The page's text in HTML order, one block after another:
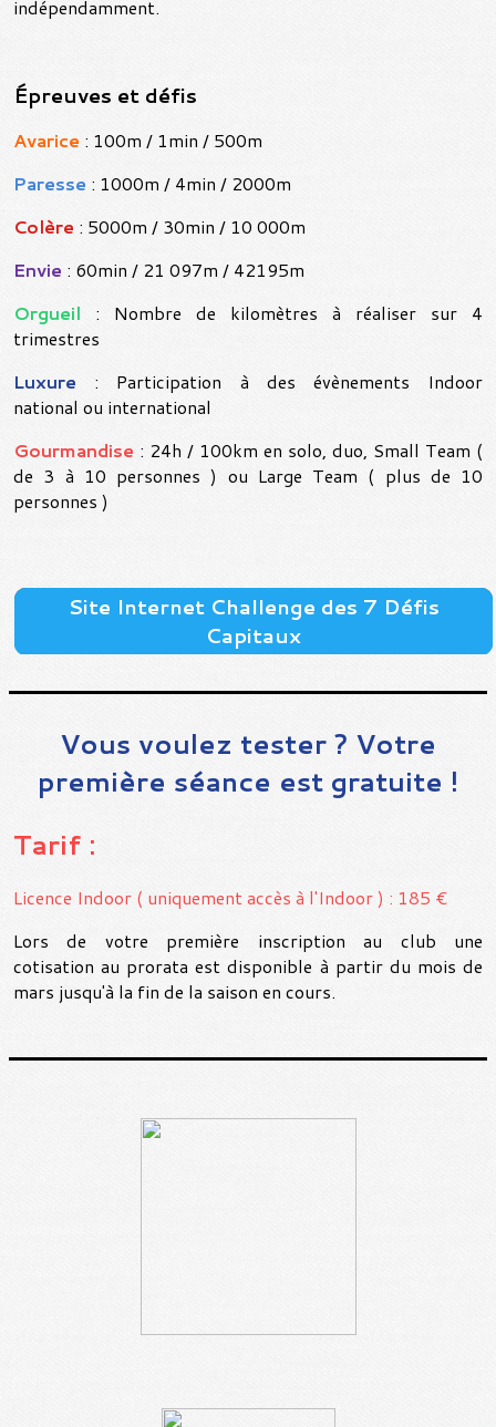
indépendamment.
Épreuves et défis
Avarice : 100m / 1min / 500m
Paresse : 1000m / 4min / 2000m
Colère : 5000m / 30min / 10 000m
Envie : 60min / 21 097m / 42195m
Orgueil : Nombre de kilomètres à réaliser sur 4
trimestres
Luxure
: Participation à des évènements Indoor
national ou international
Gourmandise : 24h / 100km en solo, duo, Small Team (
de 3 à 10 personnes ) ou Large Team ( plus de 10
personnes )
Site Internet Challenge des 7 Défis
Capitaux
Vous voulez tester ? Votre
première séance est gratuite !
Tarif :
Licence Indoor ( uniquement accès à l'Indoor ) : 185 €
Lors de votre première inscription au club une
cotisation au prorata est disponible à partir du mois de
mars jusqu'à la fin de la saison en cours.